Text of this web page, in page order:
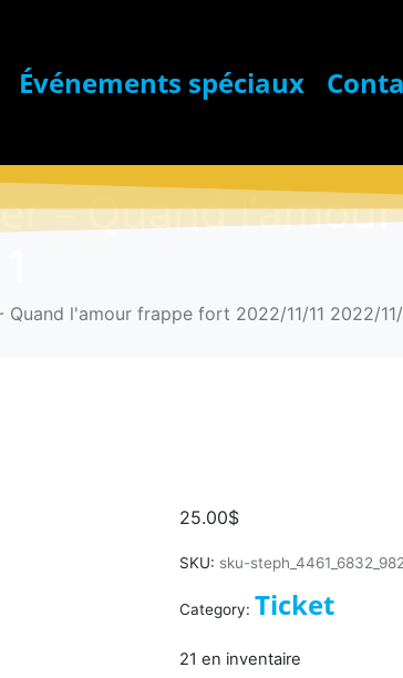
Événements spéciaux
– Quand
l'amour frappe fort 2022/11/11 2022/11/
25.00$
SKU: sku-
Category: Ticket
21 en inventaire